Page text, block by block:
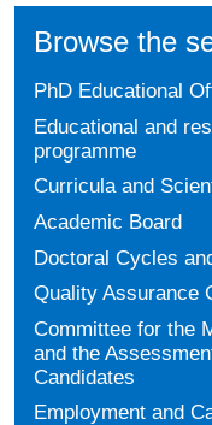
Browse the
PhD Educational
Educational and
programme
Curricula and
Academic Board
Doctoral Cycles
Quality Assurance
Committee for the
and the
Candidates
Employment and